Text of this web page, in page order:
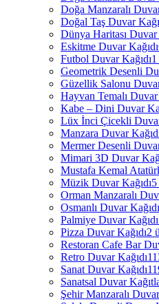
Doğa Manzaralı
Doğal Taş Duvar
Dünya Haritası Duvar
Eskitme Duvar Kağıdı
Futbol Duvar Kağıdı
Geometrik Desenli
Güzellik Salonu
Hayvan Temalı Duvar
Kabe – Dini Duvar
Lüx İnci Çicekli Duvar
Manzara Duvar
Mermer Desenli
Mimari 3D Duvar
Mustafa Kemal
Müzik Duvar Kağıdı
Orman Manzaralı
Osmanlı Duvar Kağıdı
Palmiye Duvar
Pizza Duvar Kağıdı2
Restoran Cafe Bar
Retro Duvar Kağıdı
Sanat Duvar Kağıdı
Sanatsal Duvar
Şehir Manzaralı